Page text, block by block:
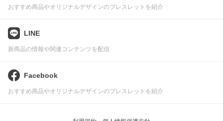
おすすめ商品やオリジナルデザインのブレスレットを紹介
LINE
新商品の情報や関連コンテンツを配信
Facebook
おすすめ商品やオリジナルデザインのブレスレットを紹介